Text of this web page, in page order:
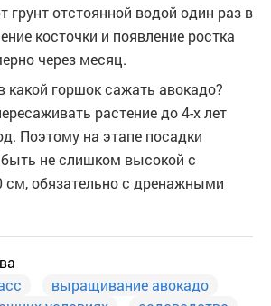
грунт отстоянной водой один раз в
косточки и появление ростка
через месяц.
какой горшок сажать авокадо?
растение до 4-х лет
Поэтому на этапе посадки
не слишком высокой с
обязательно с дренажными
выращивание авокадо